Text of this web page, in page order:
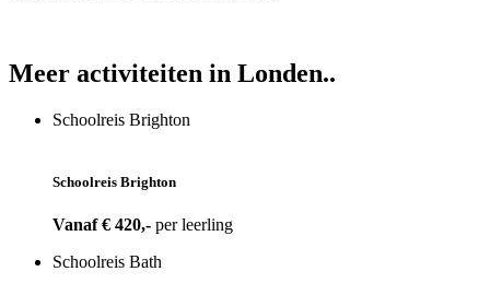
Meer activiteiten in Londen..
Schoolreis Brighton
Schoolreis Brighton
Vanaf € 420,- per leerling
Schoolreis Bath